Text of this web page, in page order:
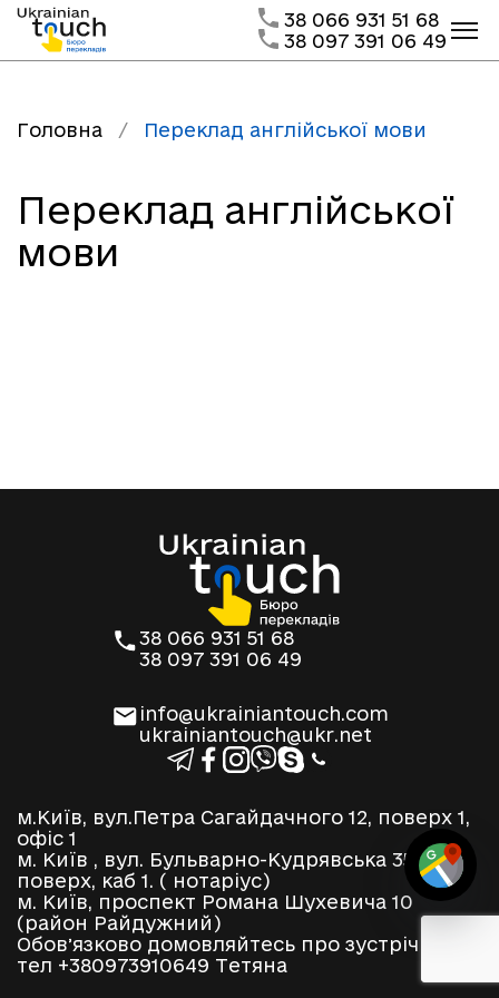
38 066 931 51 68
38 097 391 06 49
Головна / Переклад англійської мови
Переклад англійської
мови
38 066 931 51 68
38 097 391 06 49
info@ukrainiantouch.com
ukrainiantouch@ukr.net
м.Київ, вул.Петра Сагайдачного 12, поверх 1,
офіс 1
м. Київ , вул. Бульварно-Кудрявська 35, 2
поверх, каб 1. ( нотаріус)
м. Київ, проспект Романа Шухевича 10
(район Райдужний)
Обовʼязково домовляйтесь про зустріч по
тел +380973910649 Тетяна